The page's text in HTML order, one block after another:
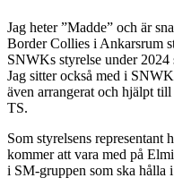
Jag heter ”Madde” och är
Border Collies i Ankarsrum
SNWKs styrelse under 2024
Jag sitter också med i
även arrangerat och hjälpt
TS.
Som styrelsens
kommer att vara med på
i SM-gruppen som ska hålla